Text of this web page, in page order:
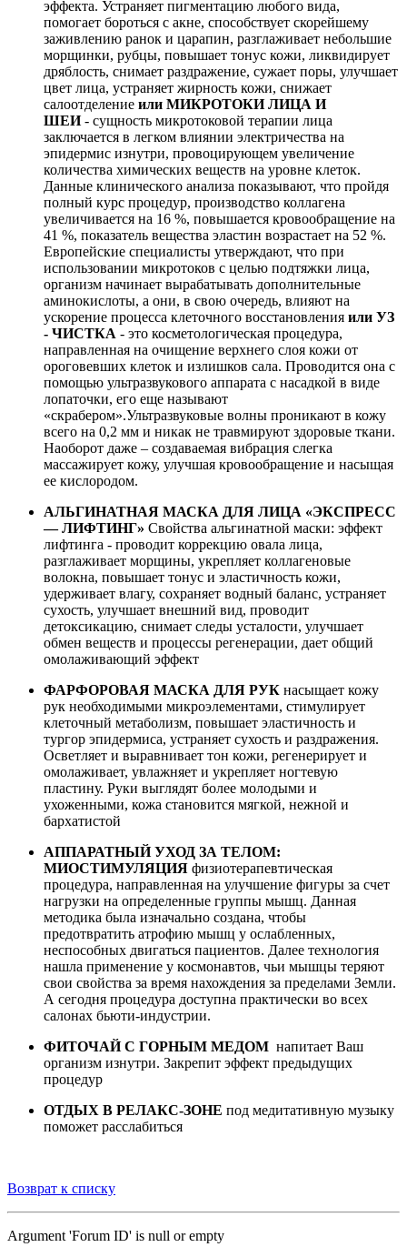
эффекта. Устраняет пигментацию любого вида,
помогает бороться с акне, способствует скорейшему
заживлению ранок и царапин, разглаживает небольшие
морщинки, рубцы, повышает тонус кожи, ликвидирует
дряблость, снимает раздражение, сужает поры, улучшает
цвет лица, устраняет жирность кожи, снижает
салоотделение или МИКРОТОКИ ЛИЦА И
ШЕИ- сущность микротоковой терапии лица
заключается в легком влиянии электричества на
эпидермис изнутри, провоцирующем увеличение
количества химических веществ на уровне клеток.
Данные клинического анализа показывают, что пройдя
полный курс процедур, производство коллагена
увеличивается на 16 %, повышается кровообращение на
41 %, показатель вещества эластин возрастает на 52 %.
Европейские специалисты утверждают, что при
использовании микротоков с целью подтяжки лица,
организм начинает вырабатывать дополнительные
аминокислоты, а они, в свою очередь, влияют на
ускорение процесса клеточного восстановления или УЗ
- ЧИСТКА - это косметологическая процедура,
направленная на очищение верхнего слоя кожи от
ороговевших клеток и излишков сала. Проводится она с
помощью ультразвукового аппарата с насадкой в виде
лопаточки, его еще называют
«скрабером».Ультразвуковые волны проникают в кожу
всего на 0,2 мм и никак не травмируют здоровые ткани.
Наоборот даже – создаваемая вибрация слегка
массажирует кожу, улучшая кровообращение и насыщая
ее кислородом.
АЛЬГИНАТНАЯ МАСКА ДЛЯ ЛИЦА «ЭКСПРЕСС
— ЛИФТИНГ» Свойства альгинатной маски: эффект
лифтинга - проводит коррекцию овала лица,
разглаживает морщины, укрепляет коллагеновые
волокна, повышает тонус и эластичность кожи,
удерживает влагу, сохраняет водный баланс, устраняет
сухость, улучшает внешний вид, проводит
детоксикацию, снимает следы усталости, улучшает
обмен веществ и процессы регенерации, дает общий
омолаживающий эффект
ФАРФОРОВАЯ МАСКА ДЛЯ РУК насыщает кожу
рук необходимыми микроэлементами, стимулирует
клеточный метаболизм, повышает эластичность и
тургор эпидермиса, устраняет сухость и раздражения.
Осветляет и выравнивает тон кожи, регенерирует и
омолаживает, увлажняет и укрепляет ногтевую
пластину. Руки выглядят более молодыми и
ухоженными, кожа становится мягкой, нежной и
бархатистой
АППАРАТНЫЙ УХОД ЗА ТЕЛОМ:
МИОСТИМУЛЯЦИЯ физиотерапевтическая
процедура, направленная на улучшение фигуры за счет
нагрузки на определенные группы мышц. Данная
методика была изначально создана, чтобы
предотвратить атрофию мышц у ослабленных,
неспособных двигаться пациентов. Далее технология
нашла применение у космонавтов, чьи мышцы теряют
свои свойства за время нахождения за пределами Земли.
А сегодня процедура доступна практически во всех
салонах бьюти-индустрии.
ФИТОЧАЙ С ГОРНЫМ МЕДОМ напитает Ваш
организм изнутри. Закрепит эффект предыдущих
процедур
ОТДЫХ В РЕЛАКС-ЗОНЕ под медитативную музыку
поможет расслабиться
Возврат к списку
Argument 'Forum ID' is null or empty